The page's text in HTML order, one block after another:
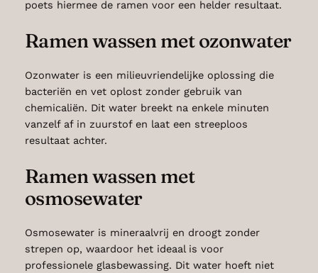
poets hiermee de ramen voor een helder resultaat.
Ramen wassen met ozonwater
Ozonwater is een milieuvriendelijke oplossing die
bacteriën en vet oplost zonder gebruik van
chemicaliën. Dit water breekt na enkele minuten
vanzelf af in zuurstof en laat een streeploos
resultaat achter.
Ramen wassen met
osmosewater
Osmosewater is mineraalvrij en droogt zonder
strepen op, waardoor het ideaal is voor
professionele glasbewassing. Dit water hoeft niet